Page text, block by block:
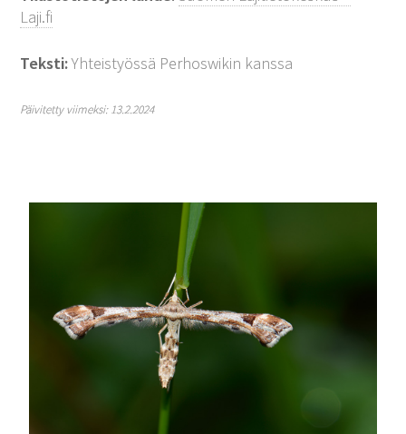
Laji.fi
Teksti:Yhteistyössä Perhoswikin kanssa
Päivitetty viimeksi: 13.2.2024